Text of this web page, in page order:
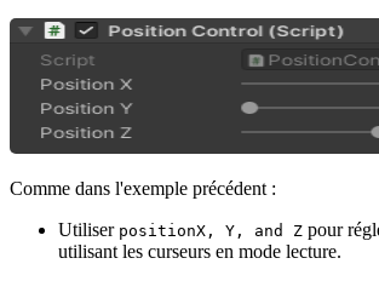
Comme dans l'exemple précédent :
Utiliser positionX, Y, and Z pour
utilisant les curseurs en mode lecture.